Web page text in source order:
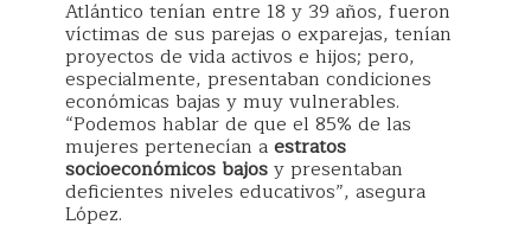
Atlántico tenían entre 18 y 39 años, fueron
víctimas de sus parejas o exparejas, tenían
proyectos de vida activos e hijos; pero,
especialmente, presentaban condiciones
económicas bajas y muy vulnerables.
“Podemos hablar de que el 85% de las
mujeres pertenecían aestratos
socioeconómicos bajosy presentaban
deficientes niveles educativos”, asegura
López.